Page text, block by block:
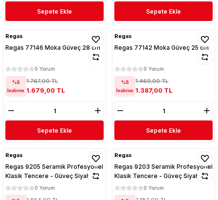
Sepete Ekle Sepete Ekle
Regas
Regas 77146 Moka Güveç 28 cm
0 Yorum
%5
İndirim
1.767,00 TL
1.679,00 TL
Sepete Ekle
Regas
Regas 77142 Moka Güveç 25 cm
0 Yorum
%5
İndirim
1.460,00 TL
1.387,00 TL
Sepete Ekle
Regas
Regas 9205 Seramik Profesyonel
Klasik Tencere - Güveç Siyah 14,4
cm
0 Yorum
Regas
Regas 9203 Seramik Profesyonel
Klasik Tencere - Güveç Siyah 20
cm
0 Yorum